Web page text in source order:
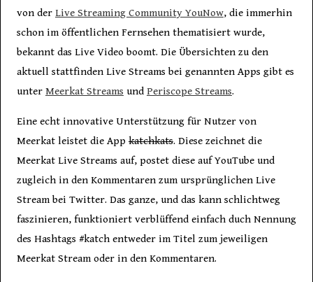
von der Live Streaming Community YouNow, die immerhin
schon im öffentlichen Fernsehen thematisiert wurde,
bekannt das Live Video boomt. Die Übersichten zu den
aktuell stattfinden Live Streams bei genannten Apps gibt es
unter Meerkat Streams und Periscope Streams.
Eine echt innovative Unterstützung für Nutzer von
Meerkat leistet die App katchkats. Diese zeichnet die
Meerkat Live Streams auf, postet diese auf YouTube und
zugleich in den Kommentaren zum ursprünglichen Live
Stream bei Twitter. Das ganze, und das kann schlichtweg
faszinieren, funktioniert verblüffend einfach duch Nennung
des Hashtags #katch entweder im Titel zum jeweiligen
Meerkat Stream oder in den Kommentaren.